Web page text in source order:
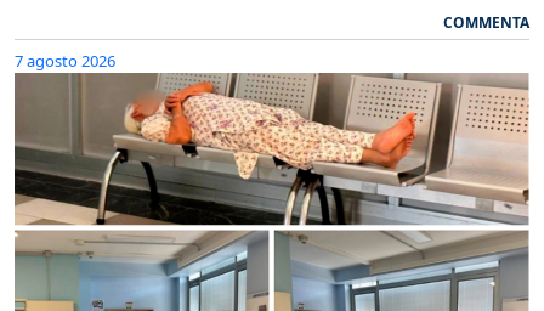
COMMENTA
7 agosto 2026